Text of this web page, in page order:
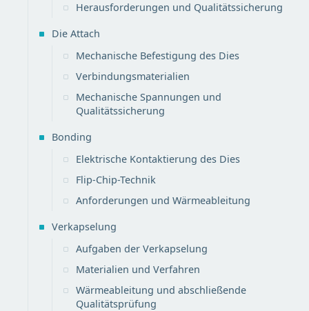
Herausforderungen und Qualitätssicherung
Die Attach
Mechanische Befestigung des Dies
Verbindungsmaterialien
Mechanische Spannungen und
Qualitätssicherung
Bonding
Elektrische Kontaktierung des Dies
Flip-Chip-Technik
Anforderungen und Wärmeableitung
Verkapselung
Aufgaben der Verkapselung
Materialien und Verfahren
Wärmeableitung und abschließende
Qualitätsprüfung